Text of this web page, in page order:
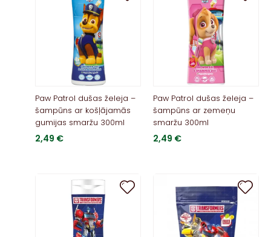
Paw Patrol dušas želeja –
šampūns ar košļājamās
gumijas smaržu 300ml
2,49 €
Paw Patrol dušas želeja –
šampūns ar zemeņu
smaržu 300ml
2,49 €